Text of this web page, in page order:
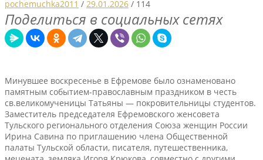
pochemuchka2011 / 29.01.2026 / 114
Поделиться в социальных сетях
Минувшее воскресенье в Ефремове было ознаменовано
памятным событием-православным праздником в честь
св.великомученицы Татьяны — покровительницы студентов.
Заместитель председателя Ефремовского женсовета
Тульского регионального отделения Союза женщин России
Ирина Савина по приглашению члена Общественной
палаты Тульской области, писателя, путешественника,